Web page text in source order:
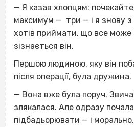
— Я казав хлопцям:
максимум — три — і я знову
хотів приймати, що все може
зізнається він.
Першою людиною, яку він
після операції, була дружина.
— Вона вже була поруч.
злякалася. Але одразу
підбадьорювати — і